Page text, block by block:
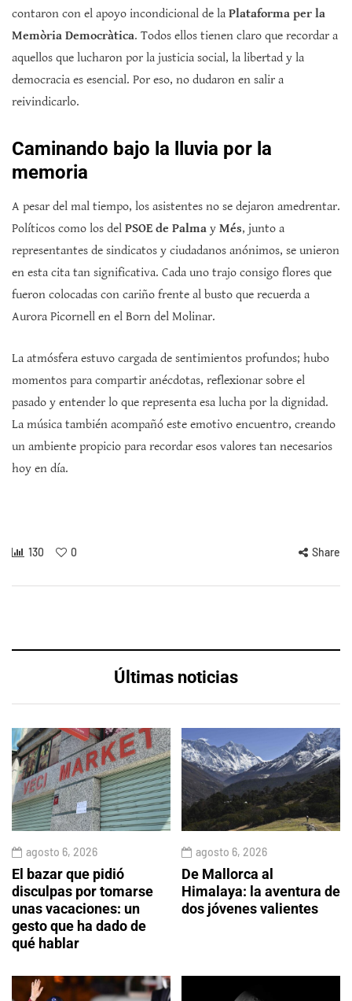
contaron con el apoyo incondicional de la Plataforma per la
Memòria Democràtica. Todos ellos tienen claro que recordar a
aquellos que lucharon por la justicia social, la libertad y la
democracia es esencial. Por eso, no dudaron en salir a
reivindicarlo.
Caminando bajo la lluvia por la
memoria
A pesar del mal tiempo, los asistentes no se dejaron amedrentar.
Políticos como los del PSOE de Palma y Més, junto a
representantes de sindicatos y ciudadanos anónimos, se unieron
en esta cita tan significativa. Cada uno trajo consigo flores que
fueron colocadas con cariño frente al busto que recuerda a
Aurora Picornell en el Born del Molinar.
La atmósfera estuvo cargada de sentimientos profundos; hubo
momentos para compartir anécdotas, reflexionar sobre el
pasado y entender lo que representa esa lucha por la dignidad.
La música también acompañó este emotivo encuentro, creando
un ambiente propicio para recordar esos valores tan necesarios
hoy en día.
130 0 Share
Últimas noticias
agosto 6, 2026
El bazar que pidió
disculpas por tomarse
unas vacaciones: un
gesto que ha dado de
qué hablar
agosto 6, 2026
De Mallorca al
Himalaya: la aventura de
dos jóvenes valientes